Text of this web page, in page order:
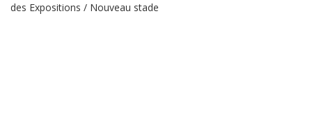
des Expositions / Nouveau stade